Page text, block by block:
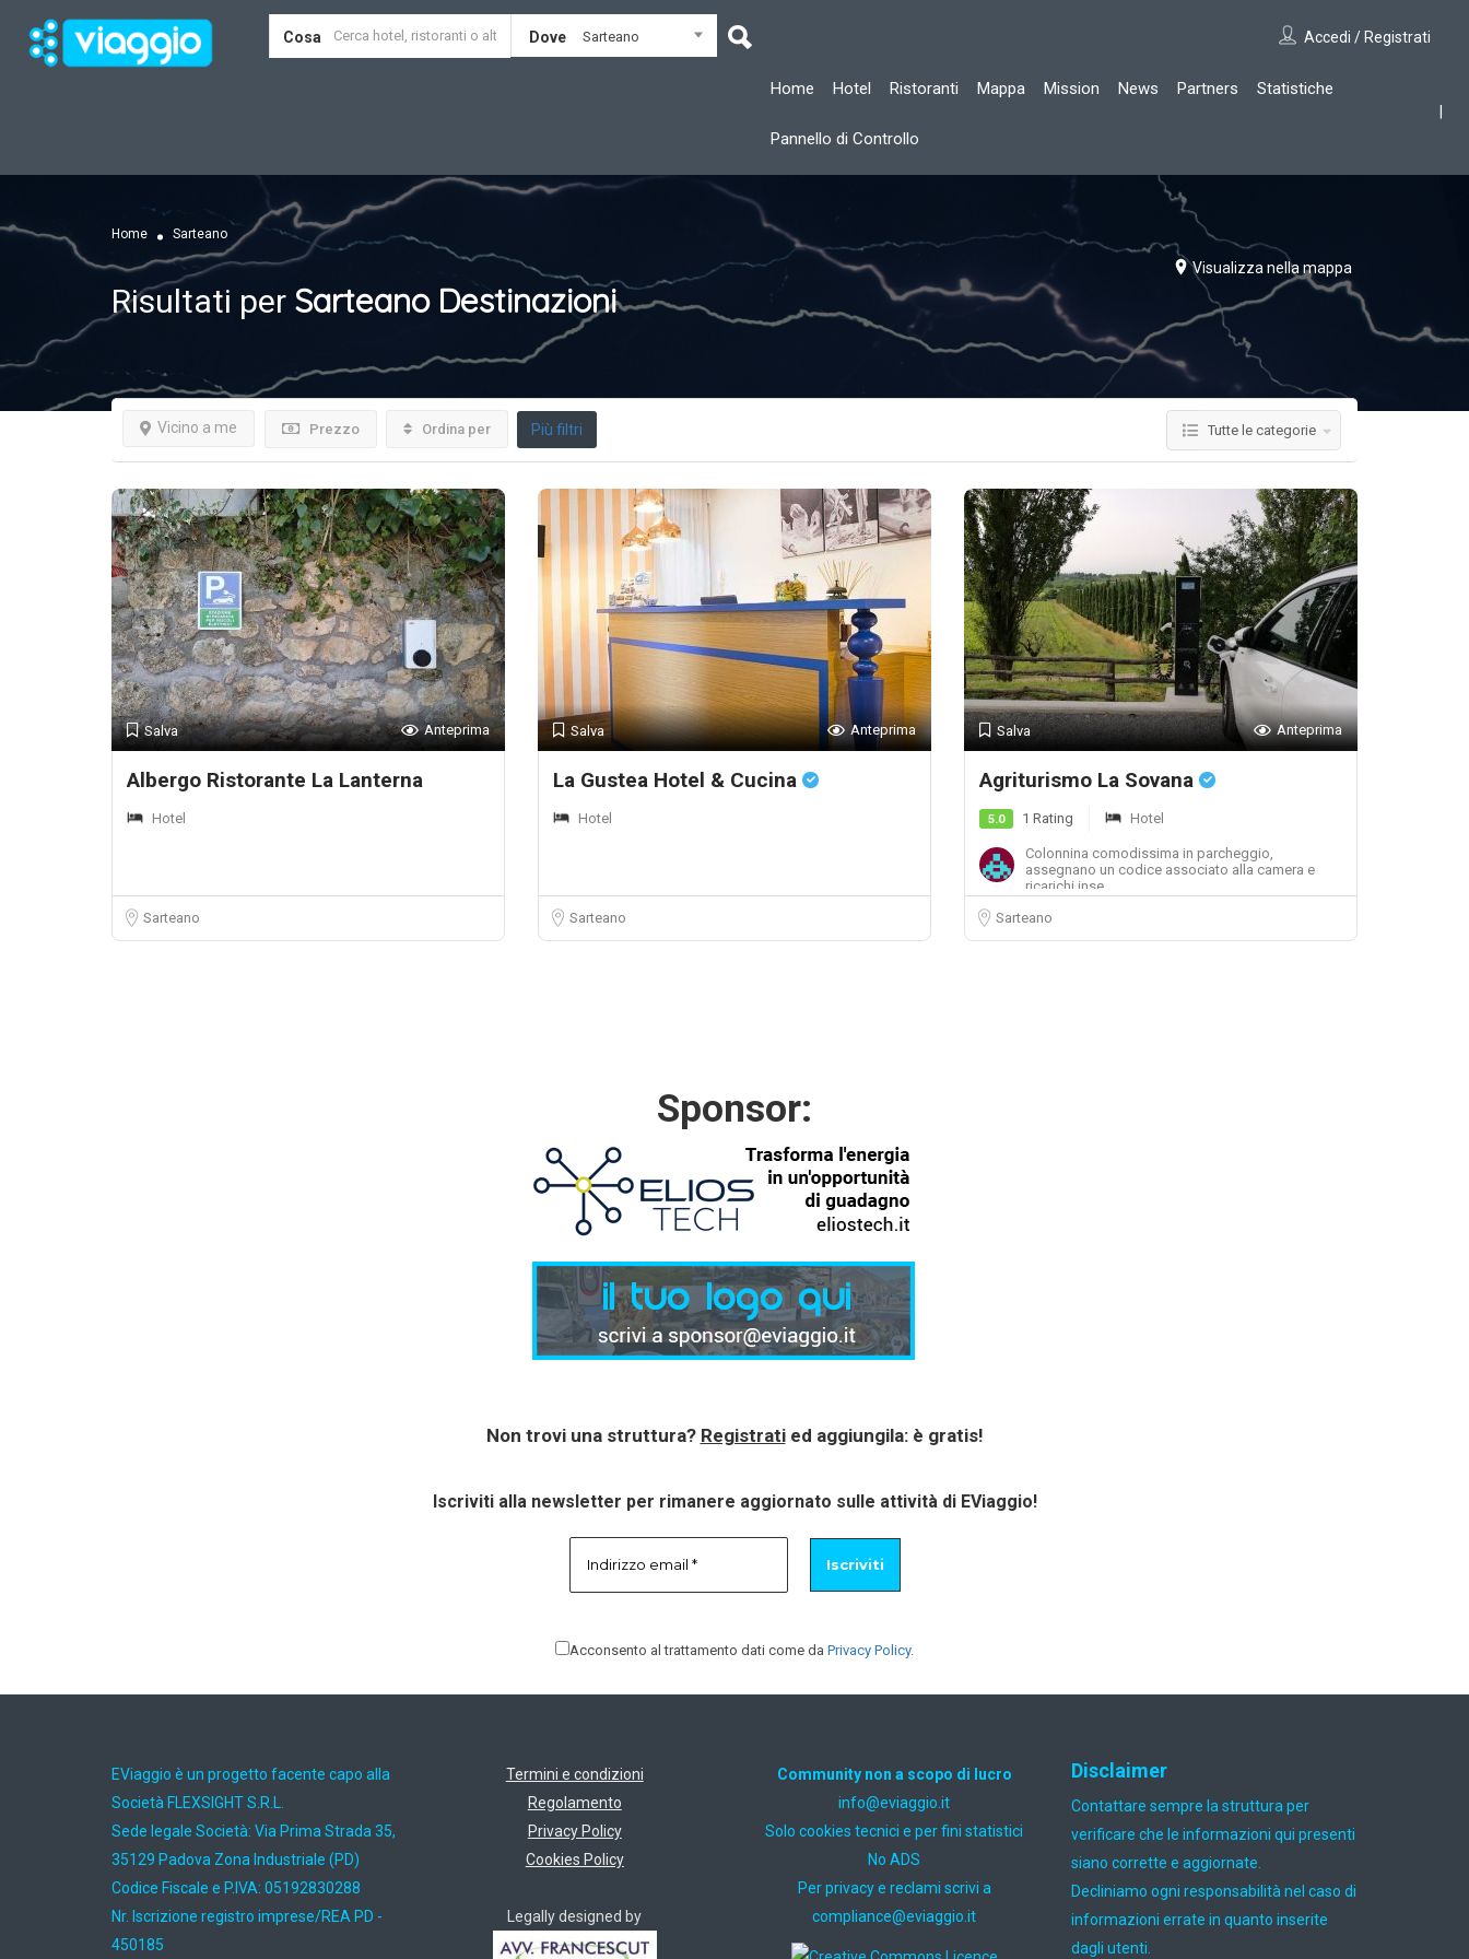
Cosa Dove Sarteano Accedi / Registrati
Home Hotel Ristoranti Mappa Mission News Partners Statistiche
Pannello di Controllo
Home Sarteano
Visualizza nella mappa
Risultati per Sarteano Destinazioni
Prezzo
Vicino a me Ordina per Più filtri Tutte le categorie
Salva Anteprima
Albergo Ristorante La Lanterna
Hotel
Sarteano
Salva Anteprima
La Gustea Hotel & Cucina
Hotel
Sarteano
Salva Anteprima
Agriturismo La Sovana
5.0 1 Rating Hotel
Colonnina comodissima in parcheggio,
assegnano un codice associato alla camera e
ricarichi inse...
Sarteano
Sponsor:
Non trovi una struttura? Registratied aggiungila: è gratis!
Iscriviti alla newsletter per rimanere aggiornato sulle attività di EViaggio!
Acconsento al trattamento dati come da Privacy Policy.
EViaggio è un progetto facente capo alla
Società FLEXSIGHT S.R.L.
Sede legale Società: Via Prima Strada 35,
35129 Padova Zona Industriale (PD)
Codice Fiscale e P.IVA: 05192830288
Nr. Iscrizione registro imprese/REA PD -
450185
Termini e condizioni
Regolamento
Privacy Policy
Cookies Policy
Legally designed by
Community non a scopo di lucro
ti.oiggaive@ofni
Solo cookies tecnici e per fini statistici
No ADS
Per privacy e reclami scrivi a
ti.oiggaive@ecnailpmoc
Disclaimer
Contattare sempre la struttura per
verificare che le informazioni qui presenti
siano corrette e aggiornate.
Decliniamo ogni responsabilità nel caso di
informazioni errate in quanto inserite
dagli utenti.